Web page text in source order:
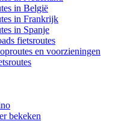
in België
in Frankrijk
in Spanje
fietsroutes
en voorzieningen
bekeken